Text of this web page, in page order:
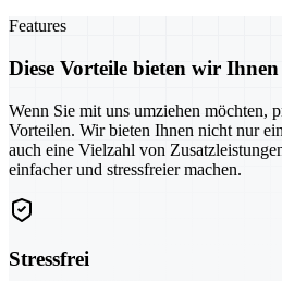
Features
Diese Vorteile bieten wir Ihnen
Wenn Sie mit uns umziehen möchten,
Vorteilen. Wir bieten Ihnen nicht nur
auch eine Vielzahl von
einfacher und stressfreier machen.
Stressfrei